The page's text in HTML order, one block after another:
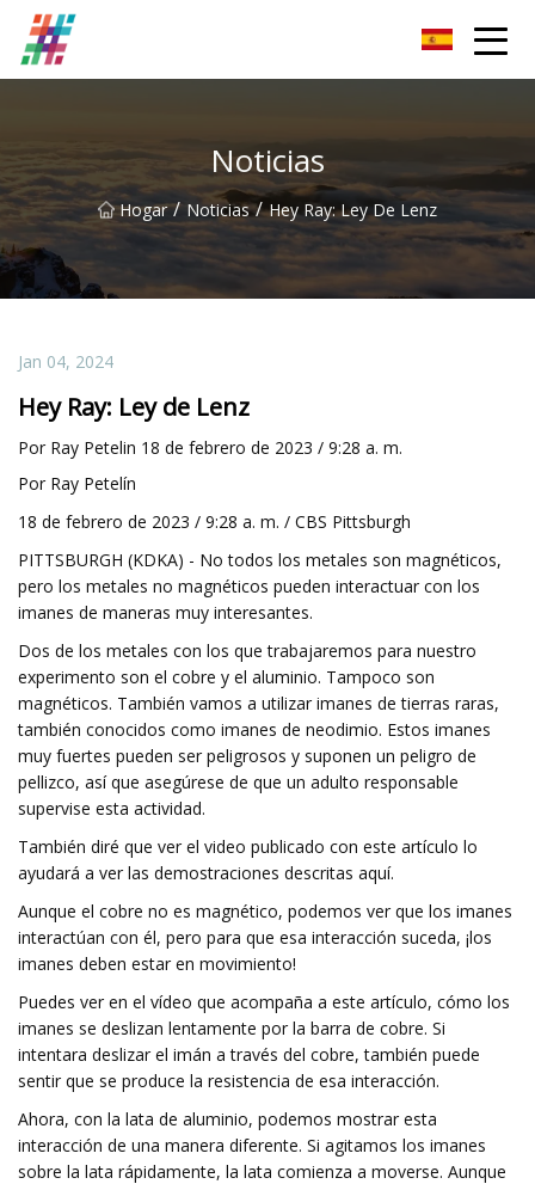
Noticias
Hogar / Noticias / Hey Ray: Ley De Lenz
Jan 04, 2024
Hey Ray: Ley de Lenz
Por Ray Petelin 18 de febrero de 2023 / 9:28 a. m.
Por Ray Petelín
18 de febrero de 2023 / 9:28 a. m. / CBS Pittsburgh
PITTSBURGH (KDKA) - No todos los metales son magnéticos,
pero los metales no magnéticos pueden interactuar con los
imanes de maneras muy interesantes.
Dos de los metales con los que trabajaremos para nuestro
experimento son el cobre y el aluminio. Tampoco son
magnéticos. También vamos a utilizar imanes de tierras raras,
también conocidos como imanes de neodimio. Estos imanes
muy fuertes pueden ser peligrosos y suponen un peligro de
pellizco, así que asegúrese de que un adulto responsable
supervise esta actividad.
También diré que ver el video publicado con este artículo lo
ayudará a ver las demostraciones descritas aquí.
Aunque el cobre no es magnético, podemos ver que los imanes
interactúan con él, pero para que esa interacción suceda, ¡los
imanes deben estar en movimiento!
Puedes ver en el vídeo que acompaña a este artículo, cómo los
imanes se deslizan lentamente por la barra de cobre. Si
intentara deslizar el imán a través del cobre, también puede
sentir que se produce la resistencia de esa interacción.
Ahora, con la lata de aluminio, podemos mostrar esta
interacción de una manera diferente. Si agitamos los imanes
sobre la lata rápidamente, la lata comienza a moverse. Aunque